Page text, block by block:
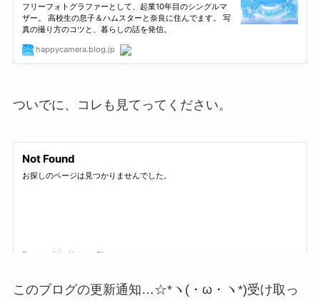
ついでに、コレも見てってください。
このブログの更新通知…☆*ヽ(・ω・ヽ*)受け取っ